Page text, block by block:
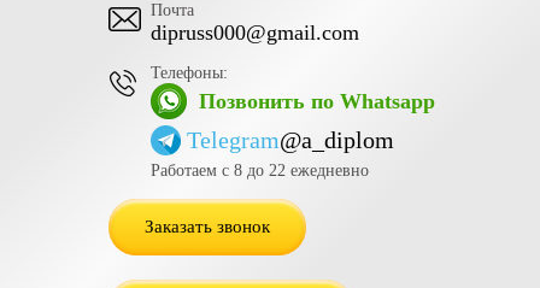
Почта
dipruss000@gmail.com
Телефоны:
Позвонить по Whatsapp
Telegram@a_diplom
Работаем с 8 до 22 ежедневно
Заказать звонок